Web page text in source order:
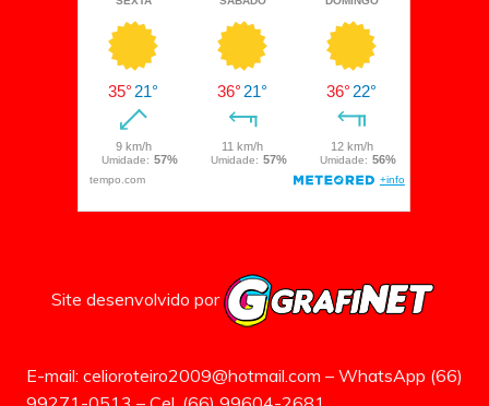
Site desenvolvido por
E-mail: celioroteiro2009@hotmail.com – WhatsApp (66)